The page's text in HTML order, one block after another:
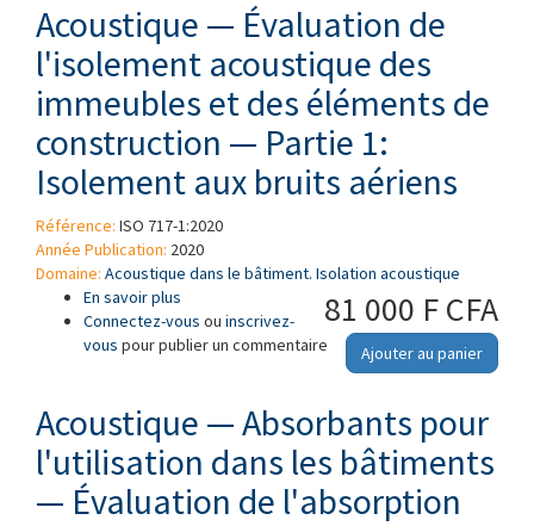
Acoustique — Évaluation de
l'isolement acoustique des
immeubles et des éléments de
construction — Partie 1:
Isolement aux bruits aériens
Référence: ISO 717-1:2020
Année Publication: 2020
Domaine: Acoustique dans le bâtiment. Isolation acoustique
81 000 F CFA
Ajouter au panier
En savoir plus à propos de Acoustique — Évaluation de
l'isolement acoustique des immeubles et des
éléments de construction — Partie 1:
Isolement aux bruits aériens
Connectez-vous ou inscrivez-
vous pour publier un commentaire
Acoustique — Absorbants pour
l'utilisation dans les bâtiments
— Évaluation de l'absorption